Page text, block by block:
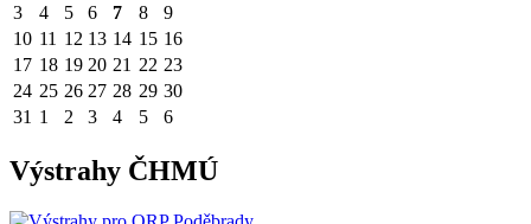
3
4 5 6 7 8
9
10 11 12 13 14 15 16
17 18 19 20 21 22 23
24 25 26 27 28 29 30
31 1 2 3 4 5 6
Výstrahy ČHMÚ